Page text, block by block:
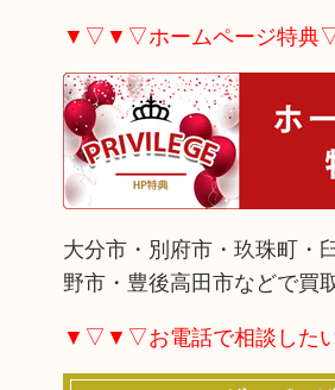
▼▽▼▽ホームページ特
大分市・別府市・玖珠町・
野市・豊後高田市などで買
▼▽▼▽お電話で相談し